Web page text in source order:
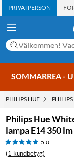
PRIVATPERSON
SOMMARREA -
PHILIPS HUE
Philips Hue
lampa E14 350 lm
5.0
(1 kundbetyg)